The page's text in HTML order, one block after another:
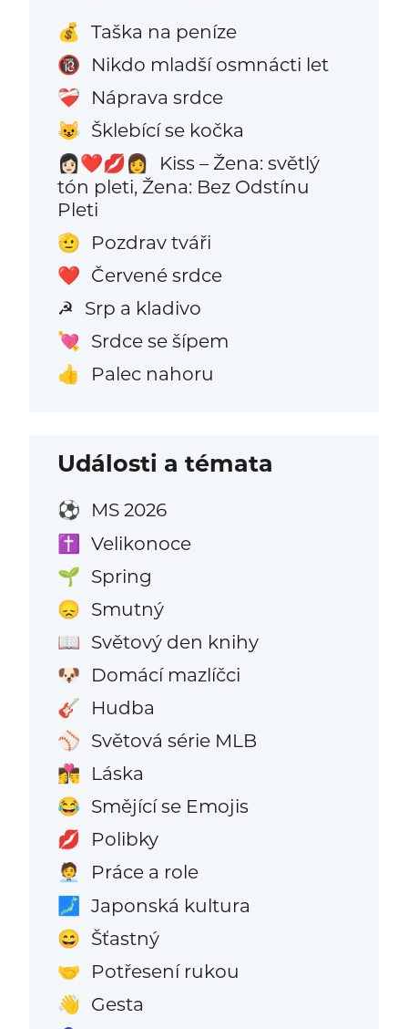
💰 Taška na peníze
🔞 Nikdo mladší osmnácti let
❤️‍🩹 Náprava srdce
😺 Šklebící se kočka
👩🏻‍❤️‍💋‍👩
Kiss – Žena: světlý
tón pleti, Žena: Bez Odstínu
Pleti
🫡 Pozdrav tváři
❤️ Červené srdce
☭ Srp a kladivo
💘 Srdce se šípem
👍 Palec nahoru
Události a témata
⚽ MS 2026
✝️ Velikonoce
🌱 Spring
😞 Smutný
📖 Světový den knihy
🐶 Domácí mazlíčci
🎸 Hudba
⚾ Světová série MLB
👩‍❤️‍💋‍👨 Láska
😂 Smějící se Emojis
💋 Polibky
🧑‍💼 Práce a role
🗾 Japonská kultura
😄 Šťastný
🤝 Potřesení rukou
👋 Gesta